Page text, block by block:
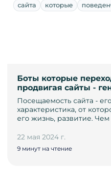
сайта которые
Боты которые
продвигая сайты -
Посещаемость сайта -
характеристика, от
его жизнь, развитие.
22 мая 2024 г.
9 минут на чтение